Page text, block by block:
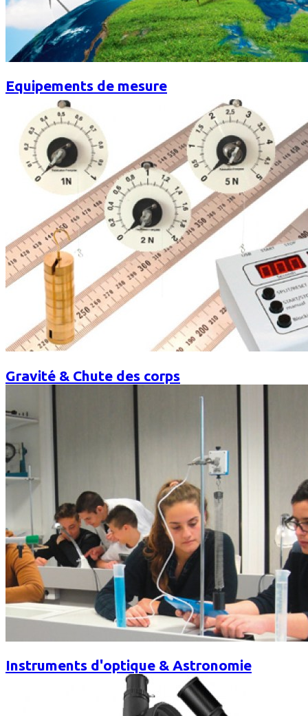
Equipements de mesure
Gravité & Chute des corps
Instruments d'optique & Astronomie